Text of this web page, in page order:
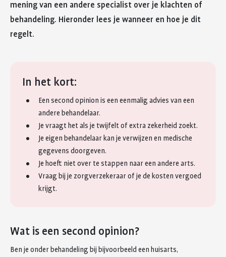
mening van een andere specialist over je klachten of
behandeling. Hieronder lees je wanneer en hoe je dit
regelt.
In het kort:
Een second opinion is een eenmalig advies van een
andere behandelaar.
Je vraagt het als je twijfelt of extra zekerheid zoekt.
Je eigen behandelaar kan je verwijzen en medische
gegevens doorgeven.
Je hoeft niet over te stappen naar een andere arts.
Vraag bij je zorgverzekeraar of je de kosten vergoed
krijgt.
Wat is een second opinion?
Ben je onder behandeling bij bijvoorbeeld een huisarts,